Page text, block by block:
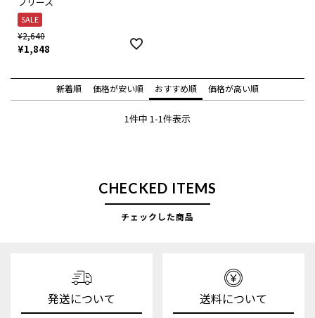
SALE
¥2,640
¥1,848
新着順 価格が安い順 おすすめ順 価格が高い順
1件中 1-1件表示
CHECKED ITEMS
チェックした商品
発送について 送料について